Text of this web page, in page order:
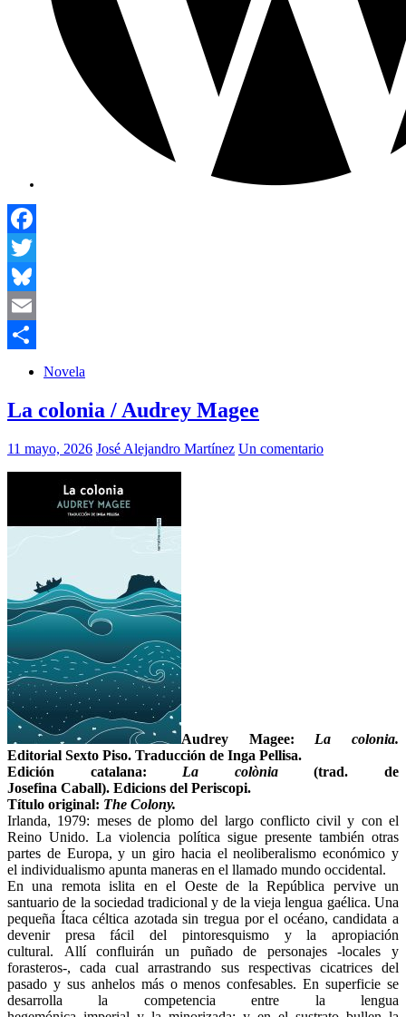
Facebook
Twitter
Bluesky
Email
Compartir
Novela
La colonia / Audrey Magee
11 mayo, 2026 José Alejandro Martínez Un comentario
Audrey Magee: La colonia.
Editorial Sexto Piso. Traducción de Inga Pellisa.
Edición catalana: La colònia(trad. de
Josefina Caball). Edicions del Periscopi.
Título original: The Colony.
Irlanda, 1979: meses de plomo del largo conflicto civil y con el
Reino Unido. La violencia política sigue presente también otras
partes de Europa, y un giro hacia el neoliberalismo económico y
el individualismo apunta maneras en el llamado mundo occidental.
En una remota islita en el Oeste de la República pervive un
santuario de la sociedad tradicional y de la vieja lengua gaélica. Una
pequeña Ítaca céltica azotada sin tregua por el océano, candidata a
devenir presa fácil del pintoresquismo y la apropiación
cultural. Allí confluirán un puñado de personajes -locales y
forasteros-, cada cual arrastrando sus respectivas cicatrices del
pasado y sus anhelos más o menos confesables. En superficie se
desarrolla la competencia entre la lengua